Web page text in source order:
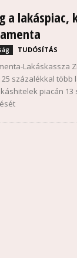
a
TUDÓSÍTÁS
Lakáskassza
százalékkal
piacán